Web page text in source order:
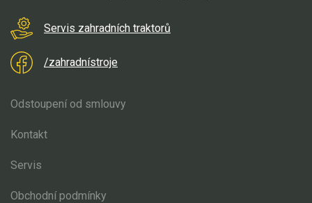
Servis zahradních traktorů
/zahradnístroje
Odstoupení od smlouvy
Kontakt
Servis
Obchodní podmínky